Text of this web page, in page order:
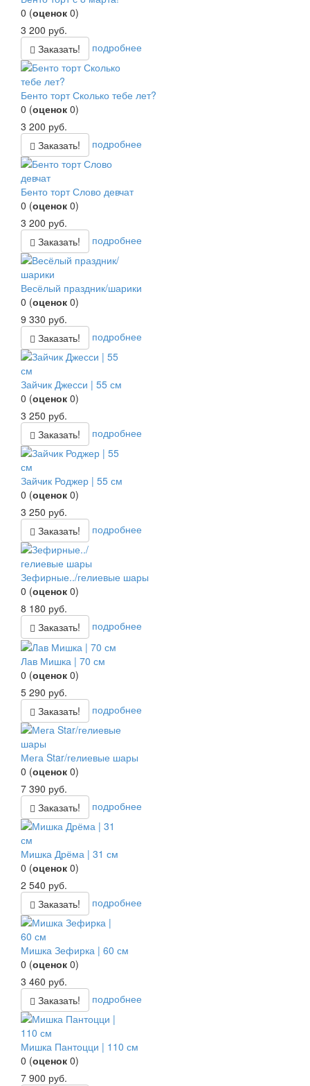
0 (оценок 0)
3 200 руб.
Заказать!
подробнее
Бенто торт Сколько тебе лет?
0 (оценок 0)
3 200 руб.
Заказать!
подробнее
Бенто торт Слово девчат
0 (оценок 0)
3 200 руб.
Заказать!
подробнее
Весёлый праздник/шарики
0 (оценок 0)
9 330 руб.
Заказать!
подробнее
Зайчик Джесси | 55 см
0 (оценок 0)
3 250 руб.
Заказать!
подробнее
Зайчик Роджер | 55 см
0 (оценок 0)
3 250 руб.
Заказать!
подробнее
Зефирные../гелиевые шары
0 (оценок 0)
8 180 руб.
Заказать!
подробнее
Лав Мишка | 70 см
0 (оценок 0)
5 290 руб.
Заказать!
подробнее
Мега Star/гелиевые шары
0 (оценок 0)
7 390 руб.
Заказать!
подробнее
Мишка Дрёма | 31 см
0 (оценок 0)
2 540 руб.
Заказать!
подробнее
Мишка Зефирка | 60 см
0 (оценок 0)
3 460 руб.
Заказать!
подробнее
Мишка Пантоцци | 110 см
0 (оценок 0)
7 900 руб.